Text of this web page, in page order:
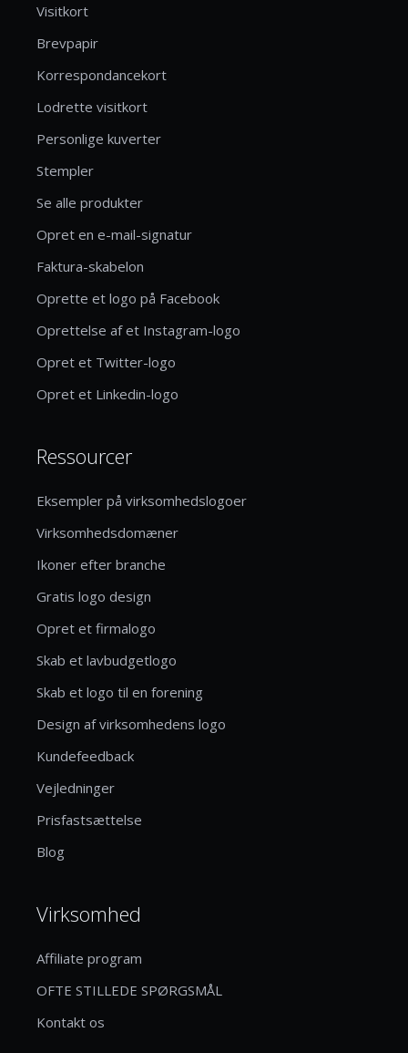
Visitkort
Brevpapir
Korrespondancekort
Lodrette visitkort
Personlige kuverter
Stempler
Se alle produkter
Opret en e-mail-signatur
Faktura-skabelon
Oprette et logo på Facebook
Oprettelse af et Instagram-logo
Opret et Twitter-logo
Opret et Linkedin-logo
Ressourcer
Eksempler på virksomhedslogoer
Virksomhedsdomæner
Ikoner efter branche
Gratis logo design
Opret et firmalogo
Skab et lavbudgetlogo
Skab et logo til en forening
Design af virksomhedens logo
Kundefeedback
Vejledninger
Prisfastsættelse
Blog
Virksomhed
Affiliate program
OFTE STILLEDE SPØRGSMÅL
Kontakt os